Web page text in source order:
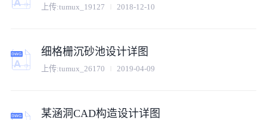
上传:tumux_19127 2018-12-10
细格栅沉砂池设计详图
上传:tumux_26170 2019-04-09
某涵洞CAD构造设计详图